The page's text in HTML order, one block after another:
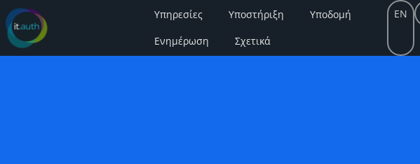
Υπηρεσίες Υποστήριξη
Υποδομή
Ενημέρωση
Σχετικά
EN